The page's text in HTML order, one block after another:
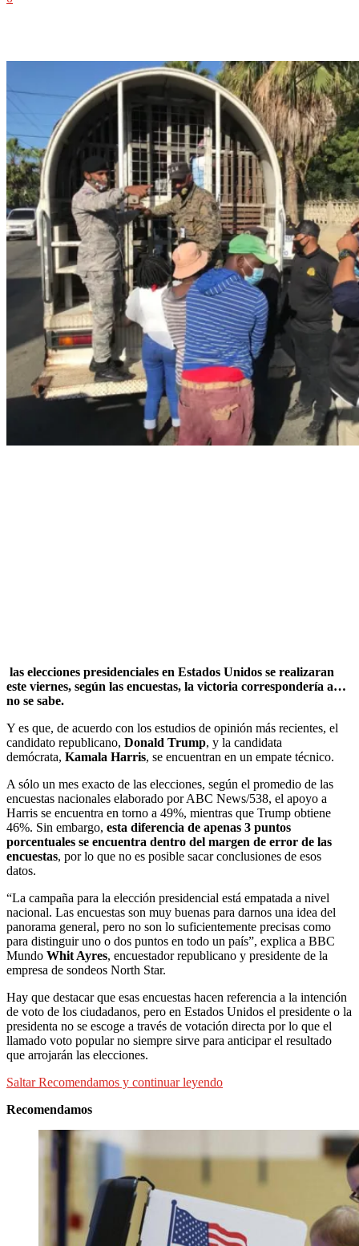
las elecciones presidenciales en Estados Unidos se realizaran
este viernes, según las encuestas, la victoria correspondería a…
no se sabe.
Y es que, de acuerdo con los estudios de opinión más recientes, el
candidato republicano, Donald Trump, y la candidata
demócrata, Kamala Harris, se encuentran en un empate técnico.
A sólo un mes exacto de las elecciones, según el promedio de las
encuestas nacionales elaborado por ABC News/538, el apoyo a
Harris se encuentra en torno a 49%, mientras que Trump obtiene
46%. Sin embargo, esta diferencia de apenas 3 puntos
porcentuales se encuentra dentro del margen de error de las
encuestas, por lo que no es posible sacar conclusiones de esos
datos.
“La campaña para la elección presidencial está empatada a nivel
nacional. Las encuestas son muy buenas para darnos una idea del
panorama general, pero no son lo suficientemente precisas como
para distinguir uno o dos puntos en todo un país”, explica a BBC
Mundo Whit Ayres, encuestador republicano y presidente de la
empresa de sondeos North Star.
Hay que destacar que esas encuestas hacen referencia a la intención
de voto de los ciudadanos, pero en Estados Unidos el presidente o la
presidenta no se escoge a través de votación directa por lo que el
llamado voto popular no siempre sirve para anticipar el resultado
que arrojarán las elecciones.
Saltar Recomendamos y continuar leyendo
Recomendamos